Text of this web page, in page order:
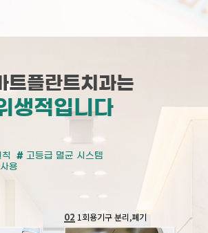
트플란트치과는
생적입니다
# 고등급 멸균 시스템
용
02 1회용기구 분리,폐기